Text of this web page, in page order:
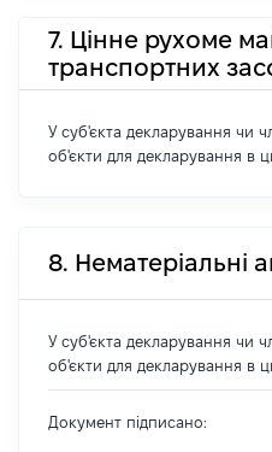
7. Цінне рухоме
транспортних
У суб'єкта декларування чи
об'єкти для декларування в
8. Нематеріальні
У суб'єкта декларування чи
об'єкти для декларування в
Документ підписано: